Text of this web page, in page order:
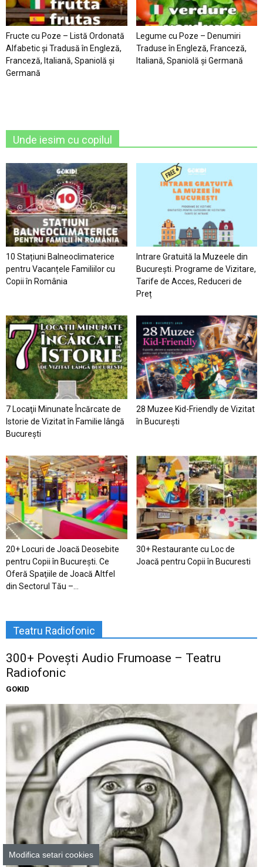
Fructe cu Poze – Listă Ordonată
Alfabetic şi Tradusă în Engleză,
Franceză, Italiană, Spaniolă şi
Germană
Legume cu Poze – Denumiri
Traduse în Engleză, Franceză,
Italiană, Spaniolă şi Germană
Unde iesim cu copilul
10 Stațiuni Balneoclimaterice
pentru Vacanțele Familiilor cu
Copii în România
Intrare Gratuită la Muzeele din
București. Programe de Vizitare,
Tarife de Acces, Reduceri de
Preț
7 Locaţii Minunate Încărcate de
Istorie de Vizitat în Familie lângă
București
28 Muzee Kid-Friendly de Vizitat
în București
20+ Locuri de Joacă Deosebite
pentru Copii în Bucureşti. Ce
Oferă Spaţiile de Joacă Altfel
din Sectorul Tău –...
30+ Restaurante cu Loc de
Joacă pentru Copii în Bucuresti
Teatru Radiofonic
300+ Povești Audio Frumoase – Teatru
Radiofonic
GOKID
Modifica setari cookies